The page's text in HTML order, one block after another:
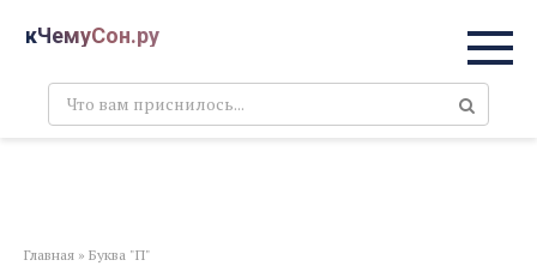
кЧемуСон.ру
Поиск:
Главная » Буква "П"